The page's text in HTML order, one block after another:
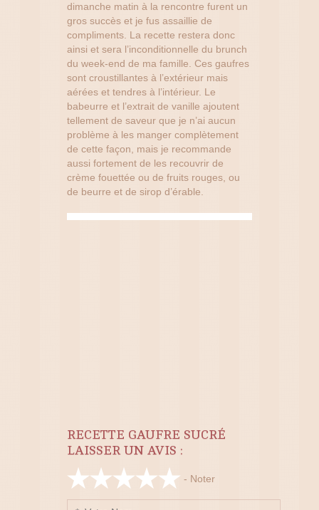
dimanche matin à la rencontre furent un
gros succès et je fus assaillie de
compliments. La recette restera donc
ainsi et sera l’inconditionnelle du brunch
du week-end de ma famille. Ces gaufres
sont croustillantes à l’extérieur mais
aérées et tendres à l’intérieur. Le
babeurre et l’extrait de vanille ajoutent
tellement de saveur que je n’ai aucun
problème à les manger complètement
de cette façon, mais je recommande
aussi fortement de les recouvrir de
crème fouettée ou de fruits rouges, ou
de beurre et de sirop d’érable.
RECETTE GAUFRE SUCRÉ
LAISSER UN AVIS :
- Noter